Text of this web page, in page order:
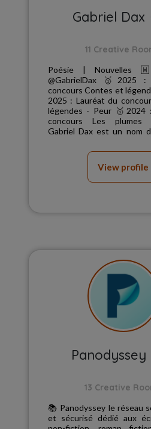
Gabriel Dax
11 Creative
Poésie |
@GabrielDax 🥇2025 : Lauréat du
concours Contes et
2025 : Lauréat du
légendes - Peur 🥇2024
concours Les plumes
Gabriel Dax est un nom
View profile
Panodyssey
13 Creative
📚 Panodyssey le réseau
et sécurisé dédié aux